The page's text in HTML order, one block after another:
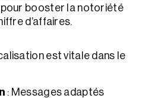
pour booster la notoriété
d’affaires.
est vitale dans le
: Messages adaptés